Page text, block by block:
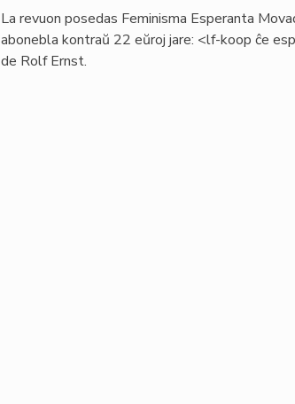
La revuon posedas Feminisma Esperanta
abonebla kontraŭ 22 eŭroj jare: <lf-koop ĉe
de Rolf Ernst.